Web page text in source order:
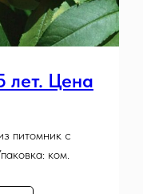
лет. Цена
питомник с
ком.